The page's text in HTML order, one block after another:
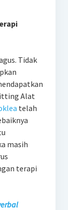
Tidak
Alat
telah
masih
terapi